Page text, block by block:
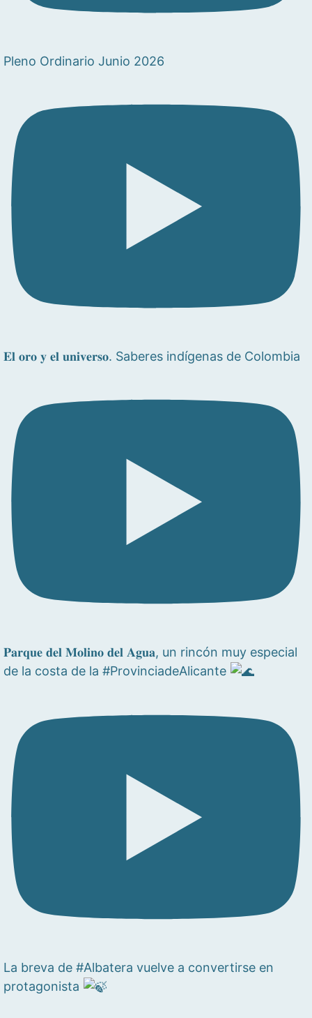
Pleno Ordinario Junio 2026
𝐄𝐥 𝐨𝐫𝐨 𝐲 𝐞𝐥 𝐮𝐧𝐢𝐯𝐞𝐫𝐬𝐨. Saberes indígenas de Colombia
𝐏𝐚𝐫𝐪𝐮𝐞 𝐝𝐞𝐥 𝐌𝐨𝐥𝐢𝐧𝐨 𝐝𝐞𝐥 𝐀𝐠𝐮𝐚, un rincón muy especial
de la costa de la #ProvinciadeAlicante
La breva de #Albatera vuelve a convertirse en
protagonista